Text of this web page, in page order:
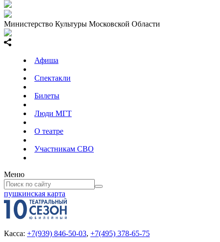
Министерство Культуры Московской Области
Афиша
Спектакли
Билеты
Люди МГТ
О театре
Участникам СВО
Меню
пушкинская карта
Касса: +7(939) 846-50-03, +7(495) 378-65-75